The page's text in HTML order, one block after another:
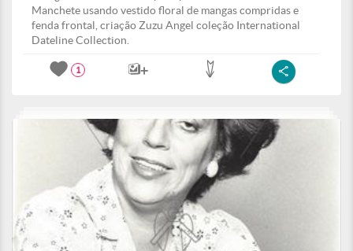
Manchete usando vestido floral de mangas compridas e
fenda frontal, criação Zuzu Angel coleção International
Dateline Collection.
1